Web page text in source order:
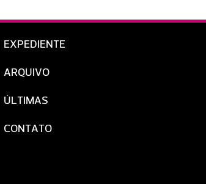
EXPEDIENTE
ARQUIVO
ÚLTIMAS
CONTATO